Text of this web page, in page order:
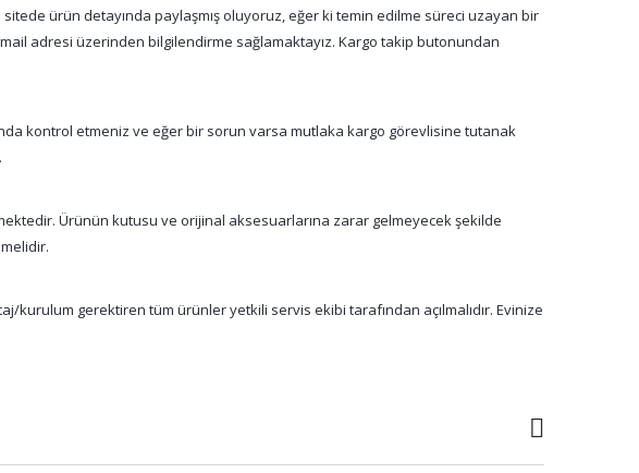
ürün detayında paylaşmış oluyoruz, eğer ki temin edilme süreci uzayan bir
adresi üzerinden bilgilendirme sağlamaktayız. Kargo takip butonundan
kontrol etmeniz ve eğer bir sorun varsa mutlaka kargo görevlisine tutanak
Ürünün kutusu ve orijinal aksesuarlarına zarar gelmeyecek şekilde
kurulum gerektiren tüm ürünler yetkili servis ekibi tarafından açılmalıdır. Evinize